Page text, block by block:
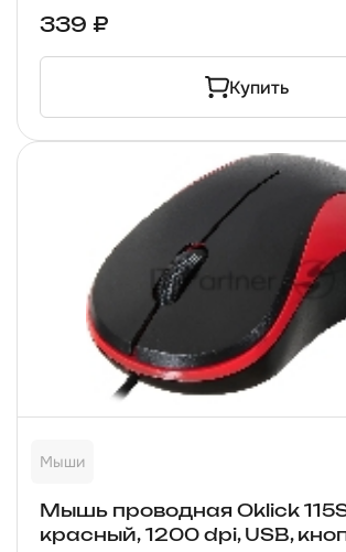
339 ₽
Купить
Мыши
Мышь проводная Oklick
красный, 1200 dpi, USB,